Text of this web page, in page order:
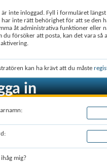
är inte inloggad. Fyll i formuläret
har inte rätt behörighet för att se den
åt administrativa funktioner eller
du försöker att posta, kan det vara
aktivering.
kan ha krävt att du måste
in
mig?